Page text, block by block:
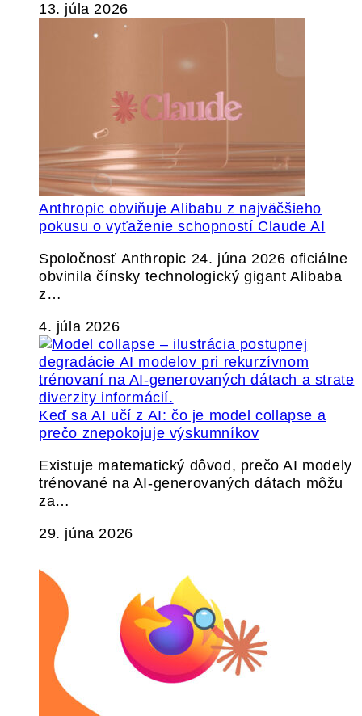
13. júla 2026
Anthropic obviňuje Alibabu z najväčšieho
pokusu o vyťaženie schopností Claude AI
Spoločnosť Anthropic 24. júna 2026 oficiálne
obvinila čínsky technologický gigant Alibaba
z…
4. júla 2026
Keď sa AI učí z AI: čo je model collapse a
prečo znepokojuje výskumníkov
Existuje matematický dôvod, prečo AI modely
trénované na AI-generovaných dátach môžu
za…
29. júna 2026